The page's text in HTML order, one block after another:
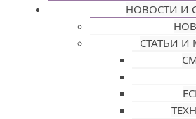
НОВОСТИ И
СТАТЬИ И